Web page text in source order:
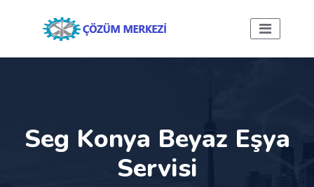
Seg Konya Beyaz Eşya
Servisi